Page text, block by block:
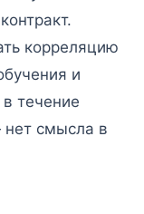
корреляцию
и
течение
смысла в